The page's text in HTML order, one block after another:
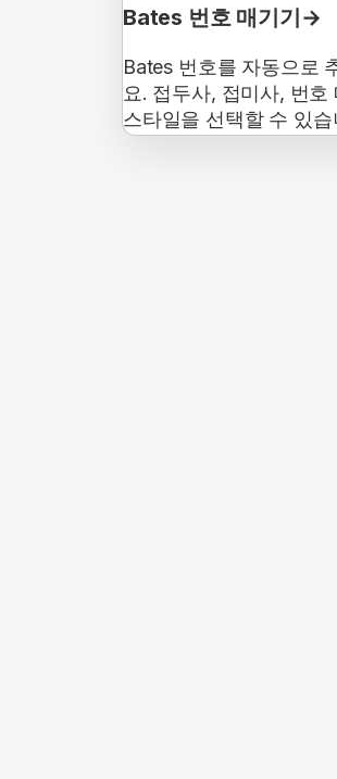
Bates 번호 매기기
Bates 번호를 자동으로
요. 접두사, 접미사, 번호
스타일을 선택할 수 있습